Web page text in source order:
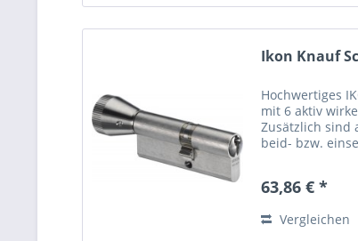
Ikon Knauf
Hochwertiges
mit 6 aktiv
Zusätzlich sind
beid- bzw.
63,86 € *
Vergleichen